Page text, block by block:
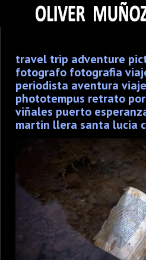
FOTOGRAFIAS
CONTACTO
PEDIDOS
travel trip adventure
fotografo fotografia
periodista aventura
phototempus retrato
viñales puerto
martin llera santa lucia